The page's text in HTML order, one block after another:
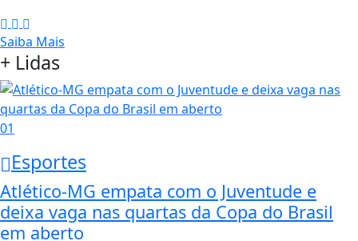
Saiba Mais
+ Lidas
01
Esportes
Atlético-MG empata com o Juventude e
deixa vaga nas quartas da Copa do Brasil
em aberto